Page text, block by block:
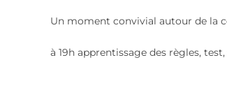
Un moment convivial autour de la
à 19h apprentissage des règles,